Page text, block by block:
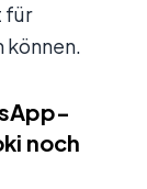
für
noch